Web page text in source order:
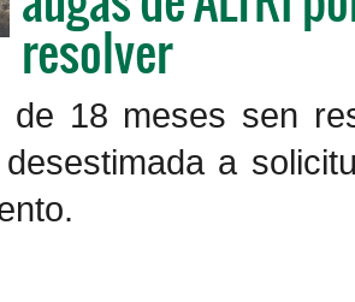
resolver
de 18 meses sen
a